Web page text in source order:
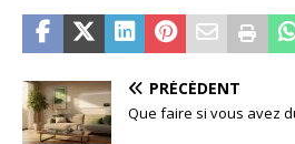
PRÉCÉDENT
Que faire si vous avez